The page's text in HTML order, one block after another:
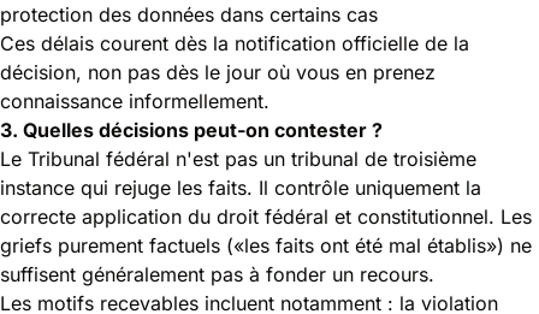
protection des données dans certains cas
Ces délais courent dès la notification officielle de la
décision, non pas dès le jour où vous en prenez
connaissance informellement.
3. Quelles décisions peut-on contester ?
Le Tribunal fédéral n'est pas un tribunal de troisième
instance qui rejuge les faits. Il contrôle uniquement la
correcte application du droit fédéral et constitutionnel. Les
griefs purement factuels («les faits ont été mal établis») ne
suffisent généralement pas à fonder un recours.
Les motifs recevables incluent notamment : la violation